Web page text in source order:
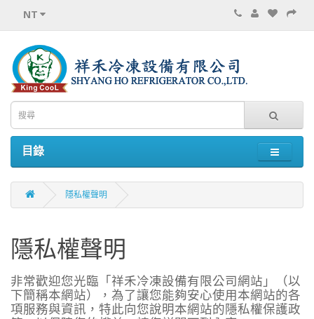
NT
目錄
隱私權聲明
隱私權聲明
非常歡迎您光臨「祥禾冷凍設備有限公司網站」（以
下簡稱本網站），為了讓您能夠安心使用本網站的各
項服務與資訊，特此向您說明本網站的隱私權保護政